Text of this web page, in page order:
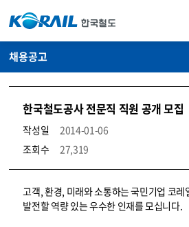
채용공고
한국철도공사 전문직 직원 공개 모집
작성일
2014-01-06
조회수
27,319
코레일소개_경영공시_채용공고 상세보기 – 내용, 파일, 담당자 연락처로 구성
고객, 환경, 미래와 소통하는 국민기업 코레
발전할 역량 있는 우수한 인재를 모십니다.